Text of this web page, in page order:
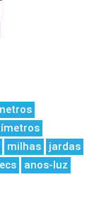
milhas
jardas
anos-luz